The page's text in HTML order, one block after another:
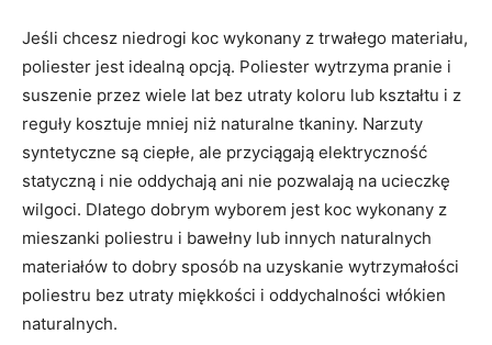
Jeśli chcesz niedrogi koc wykonany z trwałego materiału,
poliester jest idealną opcją. Poliester wytrzyma pranie i
suszenie przez wiele lat bez utraty koloru lub kształtu i z
reguły kosztuje mniej niż naturalne tkaniny. Narzuty
syntetyczne są ciepłe, ale przyciągają elektryczność
statyczną i nie oddychają ani nie pozwalają na ucieczkę
wilgoci. Dlatego dobrym wyborem jest koc wykonany z
mieszanki poliestru i bawełny lub innych naturalnych
materiałów to dobry sposób na uzyskanie wytrzymałości
poliestru bez utraty miękkości i oddychalności włókien
naturalnych.